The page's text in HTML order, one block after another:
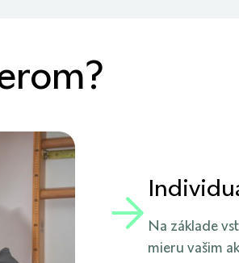
Na základe
mieru vašim